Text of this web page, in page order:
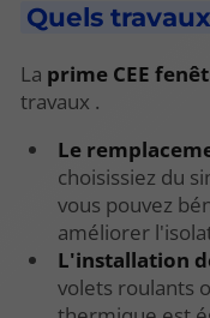
Quels
La prime CEE
travaux .
Le
choisissiez du
vous pouvez
améliorer
L'installation
volets roulants